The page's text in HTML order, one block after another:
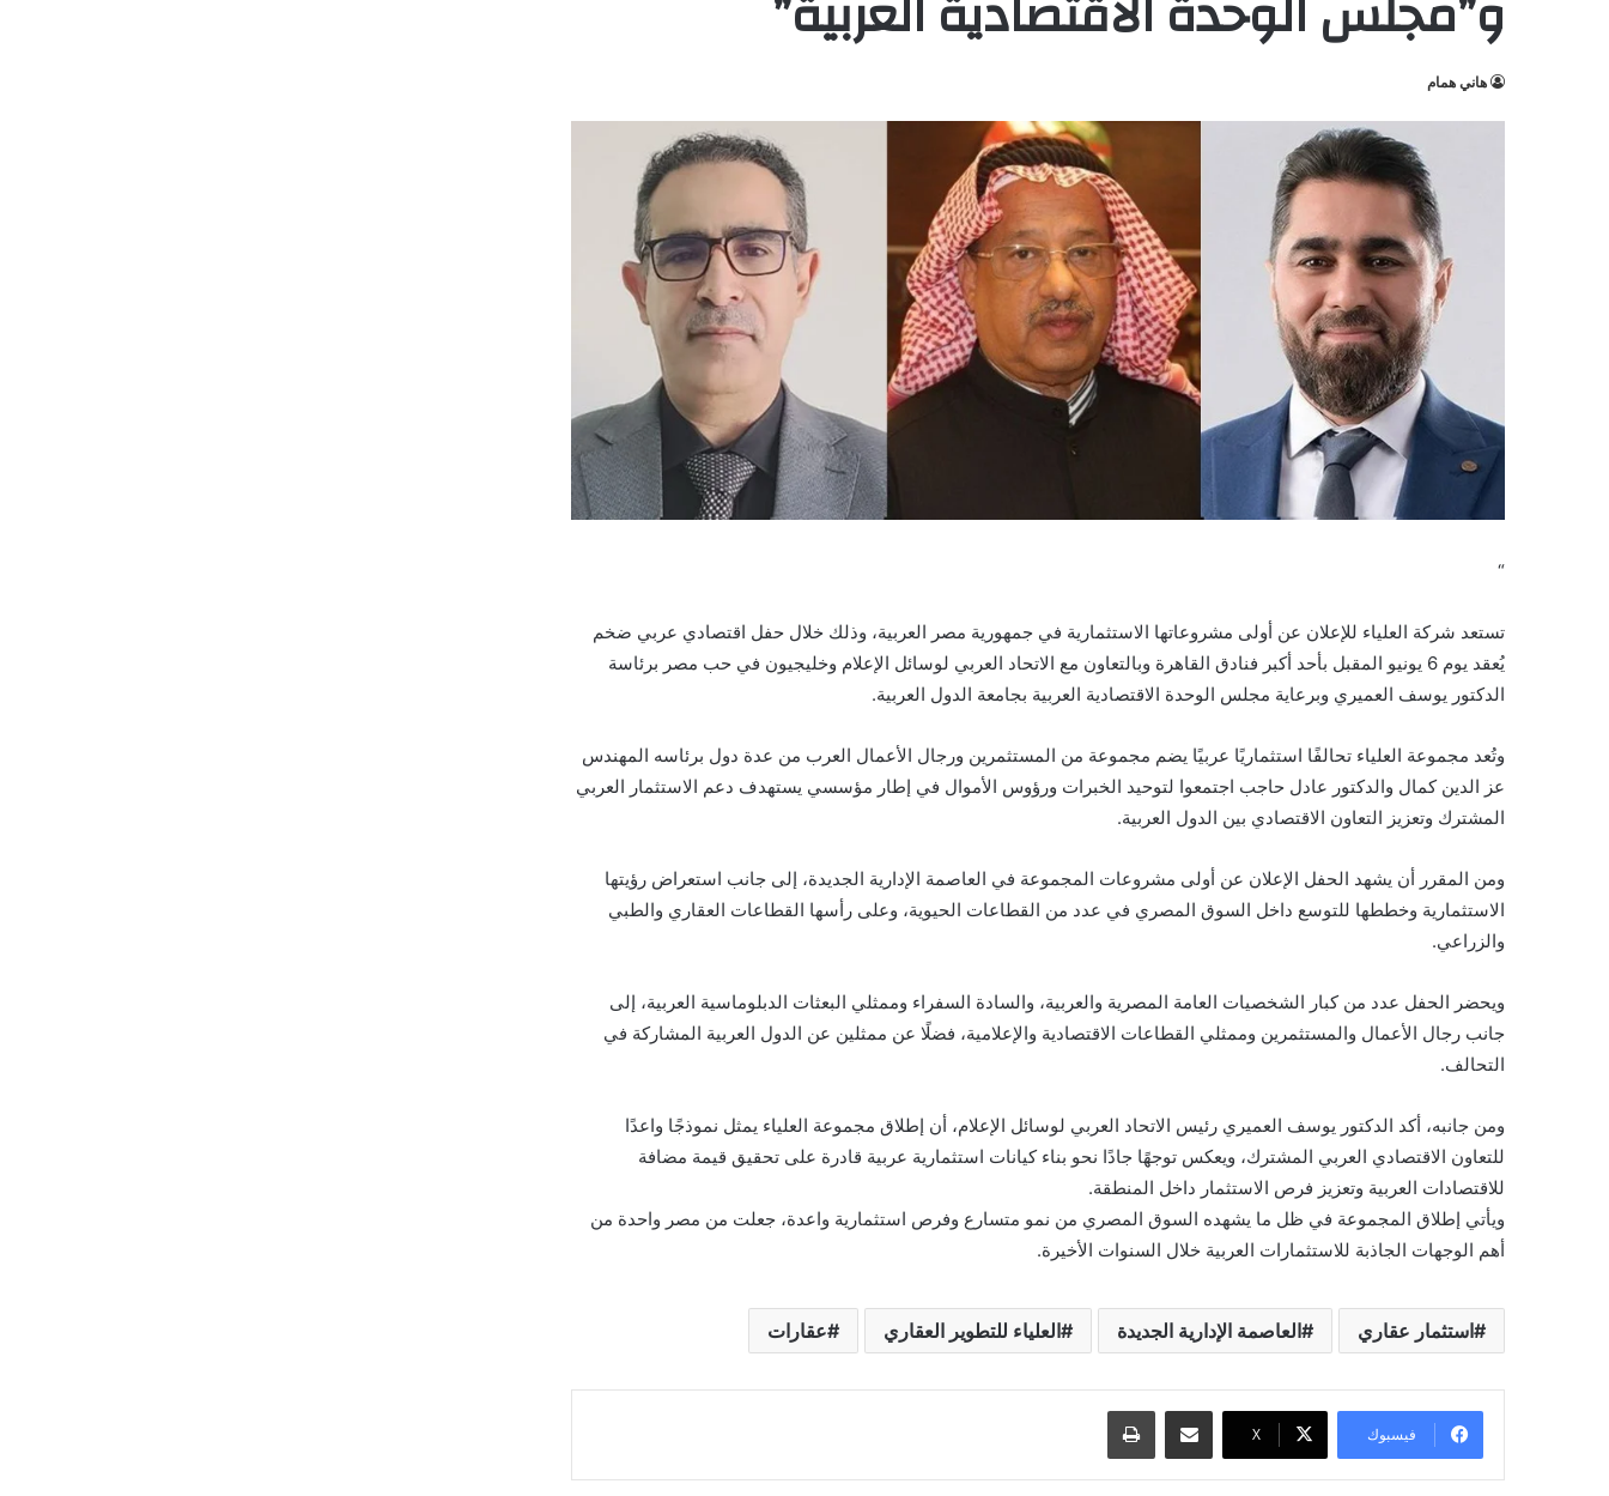
هاني همام
“
تستعد شركة العلياء للإعلان عن أولى مشروعاتها الاستثمارية في جمهورية مصر العربية، وذلك خلال حفل اقتصادي عربي ضخم
يُعقد يوم 6 يونيو المقبل بأحد أكبر فنادق القاهرة وبالتعاون مع الاتحاد العربي لوسائل الإعلام وخليجيون في حب مصر برئاسة
الدكتور يوسف العميري وبرعاية مجلس الوحدة الاقتصادية العربية بجامعة الدول العربية.
وتُعد مجموعة العلياء تحالفًا استثماريًا عربيًا يضم مجموعة من المستثمرين ورجال الأعمال العرب من عدة دول برئاسه المهندس
عز الدين كمال والدكتور عادل حاجب اجتمعوا لتوحيد الخبرات ورؤوس الأموال في إطار مؤسسي يستهدف دعم الاستثمار العربي
المشترك وتعزيز التعاون الاقتصادي بين الدول العربية.
ومن المقرر أن يشهد الحفل الإعلان عن أولى مشروعات المجموعة في العاصمة الإدارية الجديدة، إلى جانب استعراض رؤيتها
الاستثمارية وخططها للتوسع داخل السوق المصري في عدد من القطاعات الحيوية، وعلى رأسها القطاعات العقاري والطبي
والزراعي.
ويحضر الحفل عدد من كبار الشخصيات العامة المصرية والعربية، والسادة السفراء وممثلي البعثات الدبلوماسية العربية، إلى
جانب رجال الأعمال والمستثمرين وممثلي القطاعات الاقتصادية والإعلامية، فضلًا عن ممثلين عن الدول العربية المشاركة في
التحالف.
ومن جانبه، أكد الدكتور يوسف العميري رئيس الاتحاد العربي لوسائل الإعلام، أن إطلاق مجموعة العلياء يمثل نموذجًا واعدًا
للتعاون الاقتصادي العربي المشترك، ويعكس توجهًا جادًا نحو بناء كيانات استثمارية عربية قادرة على تحقيق قيمة مضافة
للاقتصادات العربية وتعزيز فرص الاستثمار داخل المنطقة.
ويأتي إطلاق المجموعة في ظل ما يشهده السوق المصري من نمو متسارع وفرص استثمارية واعدة، جعلت من مصر واحدة من
أهم الوجهات الجاذبة للاستثمارات العربية خلال السنوات الأخيرة.
استثمار عقاري العاصمة الإدارية الجديدة العلياء للتطوير العقاري عقارات
فيسبوك X
مشاركة عبر البريد طباعة